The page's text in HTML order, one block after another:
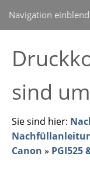
Navigation
sind
Sie sind hier:
Canon » PGI525